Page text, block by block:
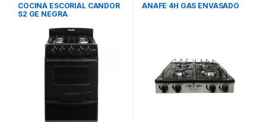
COCINA ESCORIAL CANDOR
S2 GE NEGRA
ANAFE 4H GAS ENVASADO